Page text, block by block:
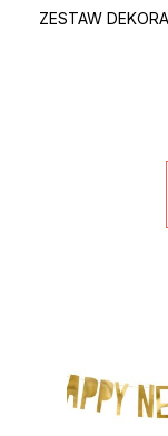
ZESTAW